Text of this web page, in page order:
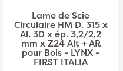
Lame de Scie
Circulaire HM D. 315 x
Al. 30 x ép. 3,2/2,2
mm x Z24 Alt + AR
pour Bois - LYNX -
FIRST ITALIA